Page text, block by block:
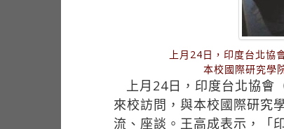
上月24日，印度台北
本校國際研究學
上月24日，印度台北協
來校訪問，與本校國際研究
流、座談。王高成表示，「